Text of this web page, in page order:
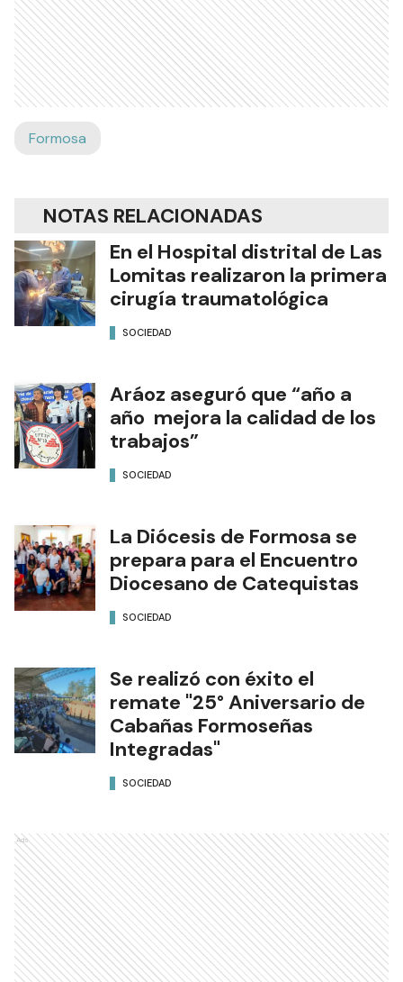
Formosa
NOTAS RELACIONADAS
En el Hospital distrital de Las
Lomitas realizaron la primera
cirugía traumatológica
SOCIEDAD
Aráoz aseguró que “año a
año mejora la calidad de los
trabajos”
SOCIEDAD
La Diócesis de Formosa se
prepara para el Encuentro
Diocesano de Catequistas
SOCIEDAD
Se realizó con éxito el
remate "25° Aniversario de
Cabañas Formoseñas
Integradas"
SOCIEDAD
Ads